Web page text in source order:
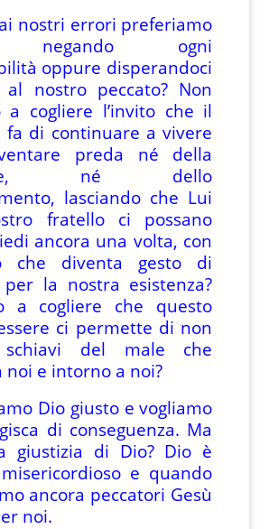
nostri errori preferiamo
negando ogni
oppure disperandoci
nostro peccato? Non
a cogliere l’invito che il
fa di continuare a vivere
preda né della
né dello
lasciando che Lui
fratello ci possano
ancora una volta, con
che diventa gesto di
per la nostra esistenza?
a cogliere che questo
ci permette di non
schiavi del male che
noi e intorno a noi?
Dio giusto e vogliamo
di conseguenza. Ma
giustizia di Dio? Dio è
e quando
ancora peccatori Gesù
noi.